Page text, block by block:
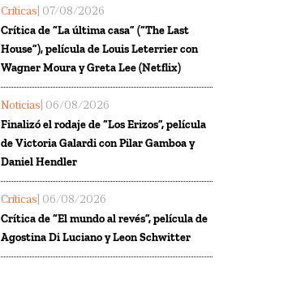
Críticas | 07/08/2026
Crítica de “La última casa” (“The Last
House”), película de Louis Leterrier con
Wagner Moura y Greta Lee (Netflix)
Noticias | 06/08/2026
Finalizó el rodaje de “Los Erizos”, película
de Victoria Galardi con Pilar Gamboa y
Daniel Hendler
Críticas | 06/08/2026
Crítica de “El mundo al revés”, película de
Agostina Di Luciano y Leon Schwitter